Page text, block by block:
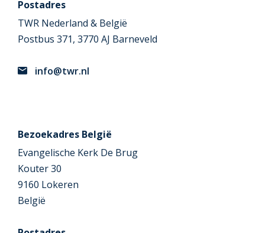
Postadres
TWR Nederland & België
Postbus 371, 3770 AJ Barneveld
info@twr.nl
Bezoekadres België
Evangelische Kerk De Brug
Kouter 30
9160 Lokeren
België